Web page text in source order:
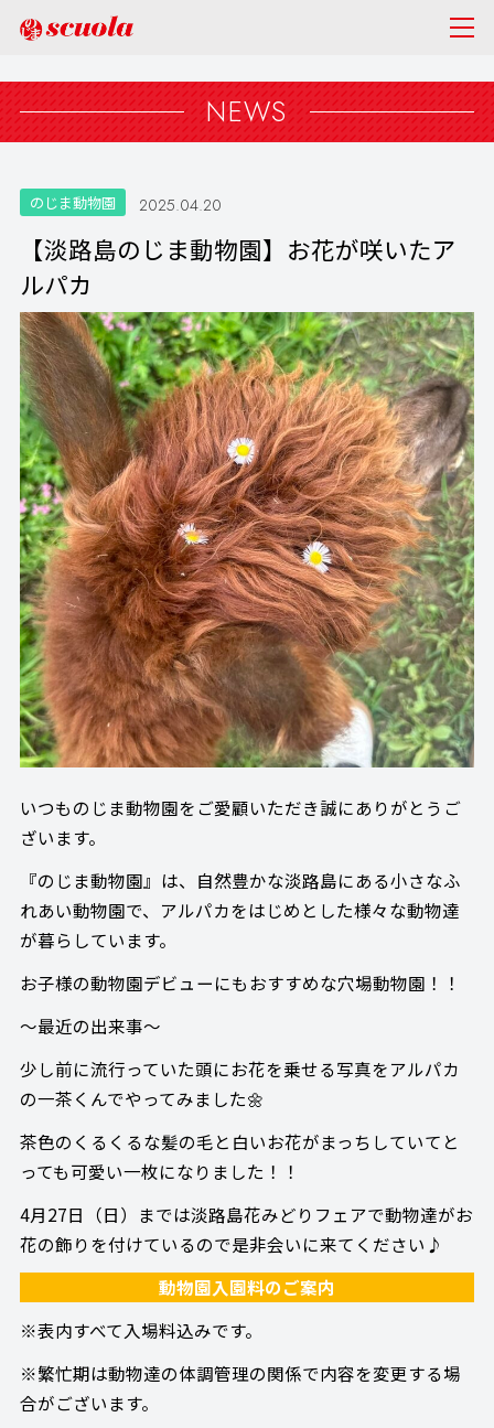
NEWS
のじま動物園 2025.04.20
【淡路島のじま動物園】お花が咲いたア
ルパカ
いつものじま動物園をご愛顧いただき誠にありがとうご
ざいます。
『のじま動物園』は、自然豊かな淡路島にある小さなふ
れあい動物園で、アルパカをはじめとした様々な動物達
が暮らしています。
お子様の動物園デビューにもおすすめな穴場動物園！！
～最近の出来事～
少し前に流行っていた頭にお花を乗せる写真をアルパカ
の一茶くんでやってみました🌼
茶色のくるくるな髪の毛と白いお花がまっちしていてと
っても可愛い一枚になりました！！
4月27日（日）までは淡路島花みどりフェアで動物達がお
花の飾りを付けているので是非会いに来てください♪
動物園入園料のご案内
※表内すべて入場料込みです。
※繁忙期は動物達の体調管理の関係で内容を変更する場
合がございます。